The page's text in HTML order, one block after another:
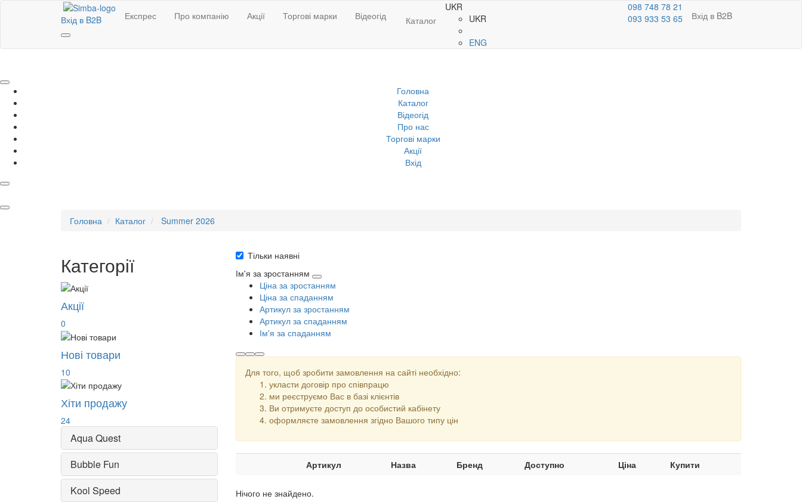
Вхід в B2B Експрес Про компанію Акції Торгові марки Відеогід Каталог
UKR
UKR
ENG
Вхід в B2B
098 748 78 21
093 933 53 65
Головна
Каталог
Відеогід
Про нас
Торгові марки
Акції
Вхід
Головна Каталог Summer 2026
Категорії
Акції
0
Нові товари
10
Хіти продажу
24
Aqua Quest
Bubble Fun
Kool Speed
Тільки наявні
Ім'я за зростанням
Ціна за зростанням
Ціна за спаданням
Артикул за зростанням
Артикул за спаданням
Ім'я за спаданням
Для того, щоб зробити замовлення на сайті необхідно:
укласти договір про співпрацю
ми реєструємо Вас в базі клієнтів
Ви отримуєте доступ до особистий кабінету
оформляєте замовлення згідно Вашого типу цін
Артикул Назва Бренд Доступно Ціна Купити
Нічого не знайдено.